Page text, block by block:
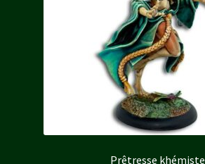
Prêtresse khémiste